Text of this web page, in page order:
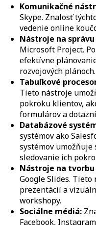
Komunikačné
Skype. Znalosť
vedenie online
Nástroje na
Microsoft Project.
efektívne
rozvojových plánoch.
Tabuľkové
Tieto nástroje
pokroku klientov,
formulárov a
Databázové
systémov ako
systémov
sledovanie ich
Nástroje na tvorbu
Google Slides.
prezentácií a
workshopy.
Sociálne médiá:
Facebook,